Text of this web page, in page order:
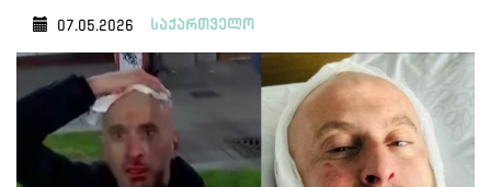
07.05.2026 საქართველო